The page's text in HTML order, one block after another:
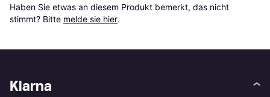
Haben Sie etwas an diesem Produkt bemerkt, das nicht
stimmt? Bitte melde sie hier.
Klarna